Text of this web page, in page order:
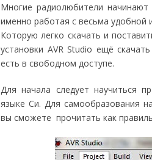
Многие радиолюбители начинают
именно работая с весьма удобной
Которую легко скачать и
установки AVR Studio ещё
есть в свободном доступе.
Для начала следует научиться
языке Си. Для самообразования
вы сможете прочитать как